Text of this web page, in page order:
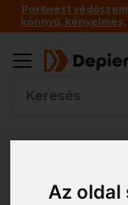
Az oldal
Portwest
könnyű,
Részletes